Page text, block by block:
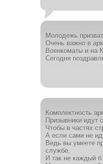
Молодежь
Очень важно в
Военкоматы и на
Сегодня
Комплектность
Призывники идут
Чтобы в частях
А если сами не
Ведь вы умеете
службе,
И так не каждый б